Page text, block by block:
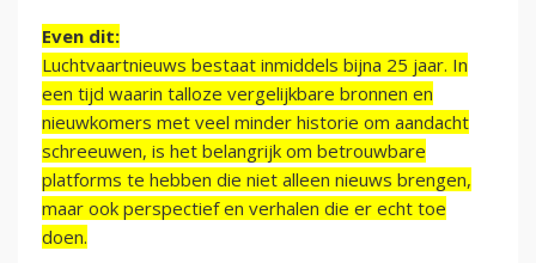
Even dit:
Luchtvaartnieuws bestaat inmiddels bijna 25 jaar. In
een tijd waarin talloze vergelijkbare bronnen en
nieuwkomers met veel minder historie om aandacht
schreeuwen, is het belangrijk om betrouwbare
platforms te hebben die niet alleen nieuws brengen,
maar ook perspectief en verhalen die er echt toe
doen.